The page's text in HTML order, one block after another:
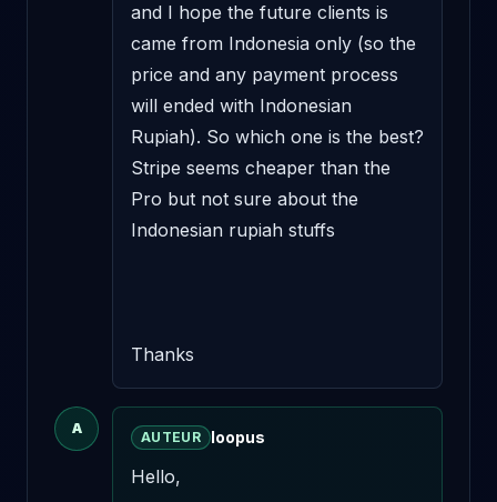
and I hope the future clients is
came from Indonesia only (so the
price and any payment process
will ended with Indonesian
Rupiah). So which one is the best?
Stripe seems cheaper than the
Pro but not sure about the
Indonesian rupiah stuffs
Thanks
A
AUTEUR loopus
Hello,